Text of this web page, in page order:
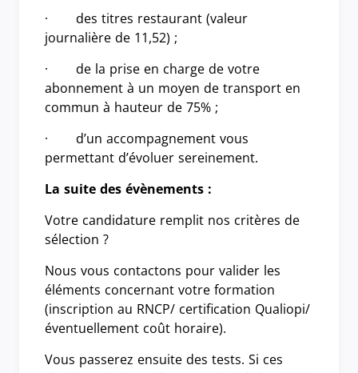
· des titres restaurant (valeur
journalière de 11,52) ;
· de la prise en charge de votre
abonnement à un moyen de transport en
commun à hauteur de 75% ;
· d’un accompagnement vous
permettant d’évoluer sereinement.
La suite des évènements :
Votre candidature remplit nos critères de
sélection ?
Nous vous contactons pour valider les
éléments concernant votre formation
(inscription au RNCP/ certification Qualiopi/
éventuellement coût horaire).
Vous passerez ensuite des tests. Si ces